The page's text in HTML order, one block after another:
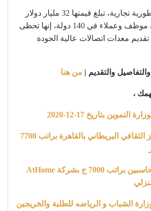
الشركة الآن إمبراطورية تجارية، تبلغ قيمتها 32 مليار دولار
ويعمل بها 140 ألف موظف وعملاء في 140 دولة، إنها تحظى
معدات اتصالات عالية الجودة
والتقديم | من هنا
،
بتاريخ 17-12-2020
إداري في المركز الثقافي البريطاني بالقاهرة براتب 7700
فرصة عمل للمحاسبين براتب 7000 ج بشركة AtHome
الشباب و الرياضه للطلبة والخريجين